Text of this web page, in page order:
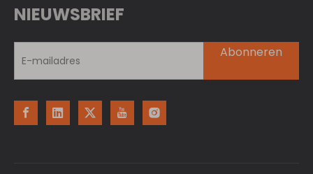
NIEUWSBRIEF
Abonneren